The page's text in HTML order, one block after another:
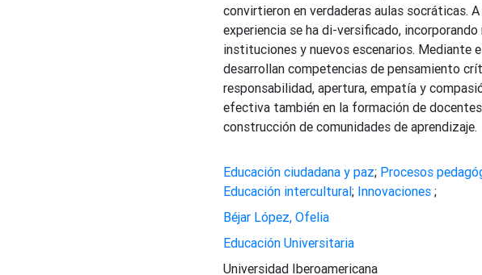
convirtieron en verdaderas aulas socráticas.
experiencia se ha di-versificado, incorporando
instituciones y nuevos escenarios. Mediante
desarrollan competencias de pensamiento
responsabilidad, apertura, empatía y
efectiva también en la formación de
construcción de comunidades de aprendizaje.
Educación ciudadana y paz; Procesos
Educación intercultural; Innovaciones ;
Béjar López, Ofelia
Educación Universitaria
Universidad Iberoamericana